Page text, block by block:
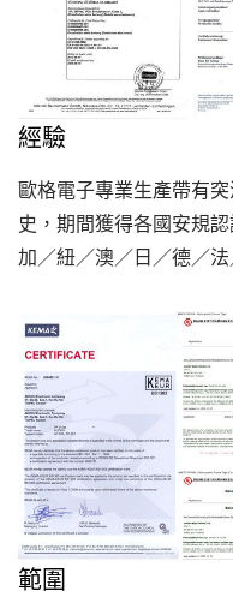
經驗
歐格電子專業生產帶有
史，期間獲得各國安規
加／紐／澳／日／德／法
範圍